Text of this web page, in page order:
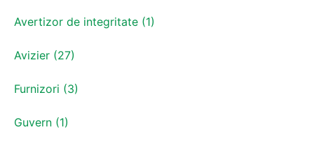
Avertizor de integritate (1)
Avizier (27)
Furnizori (3)
Guvern (1)